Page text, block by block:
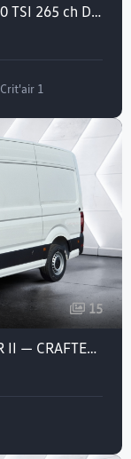
CUPRA FORMENTOR — Formentor 2.0 TSI 265 ch DSG7
Crit'air 1
15
VOLKSWAGEN UTILITAIRES CRAFTER II — CRAFTER VAN 35 L3H3 2.0 TDI 140 CH